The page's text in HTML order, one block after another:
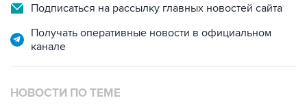
Подписаться на рассылку главных новостей сайта
Получать оперативные новости в официальном
канале
НОВОСТИ ПО ТЕМЕ